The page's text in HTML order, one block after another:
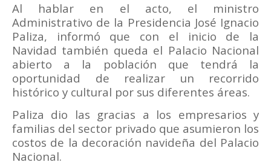
Al hablar en el acto, el ministro
Administrativo de la Presidencia José Ignacio
Paliza, informó que con el inicio de la
Navidad también queda el Palacio Nacional
abierto a la población que tendrá la
oportunidad de realizar un recorrido
histórico y cultural por sus diferentes áreas.
Paliza dio las gracias a los empresarios y
familias del sector privado que asumieron los
costos de la decoración navideña del Palacio
Nacional.